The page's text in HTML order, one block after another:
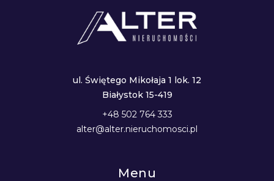
ul. Świętego Mikołaja 1 lok. 12
Białystok 15-419
+48 502 764 333
alter@alter.nieruchomosci.pl
Menu